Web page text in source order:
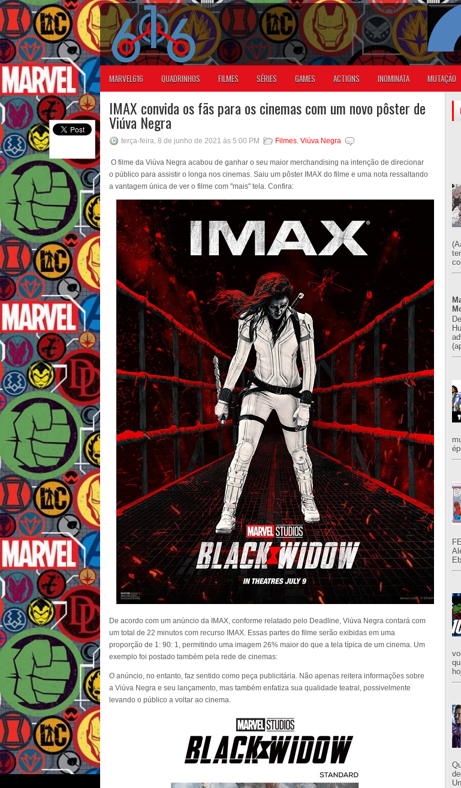
MARVEL616 QUADRINHOS FILMES SÉRIES GAMES ACTIONS INOMINATA MUTAÇÃO
IMAX convida os fãs para os cinemas com um novo pôster de
Viúva Negra
terça-feira, 8 de junho de 2021 às 5:00 PM Filmes, Viúva Negra
O filme da Viúva Negra acabou de ganhar o seu maior merchandising na intenção de direcionar
o público para assistir o longa nos cinemas. Saiu um pôster IMAX do filme e uma nota ressaltando
a vantagem única de ver o filme com "mais" tela. Confira:
De acordo com um anúncio da IMAX, conforme relatado pelo Deadline, Viúva Negra contará com
um total de 22 minutos com recurso IMAX. Essas partes do filme serão exibidas em uma
proporção de 1: 90: 1, permitindo uma imagem 26% maior do que a tela típica de um cinema. Um
exemplo foi postado também pela rede de cinemas:
O anúncio, no entanto, faz sentido como peça publicitária. Não apenas reitera informações sobre
a Viúva Negra e seu lançamento, mas também enfatiza sua qualidade teatral, possivelmente
levando o público a voltar ao cinema.